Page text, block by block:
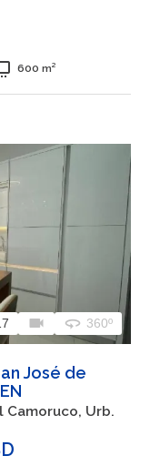
600 m²
videocam 360 360º
José de
Camoruco, Urb.